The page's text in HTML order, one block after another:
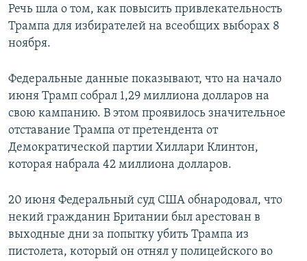
Речь шла о том, как повысить привлекательность
Трампа для избирателей на всеобщих выборах 8
ноября.
Федеральные данные показывают, что на начало
июня Трамп собрал 1,29 миллиона долларов на
свою кампанию. В этом проявилось значительное
отставание Трампа от претендента от
Демократической партии Хиллари Клинтон,
которая набрала 42 миллиона долларов.
20 июня Федеральный суд США обнародовал, что
некий гражданин Британии был арестован в
выходные дни за попытку убить Трампа из
пистолета, который он отнял у полицейского во